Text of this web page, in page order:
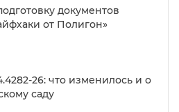
документо
от Полигон»
26: что изменилось и о
саду